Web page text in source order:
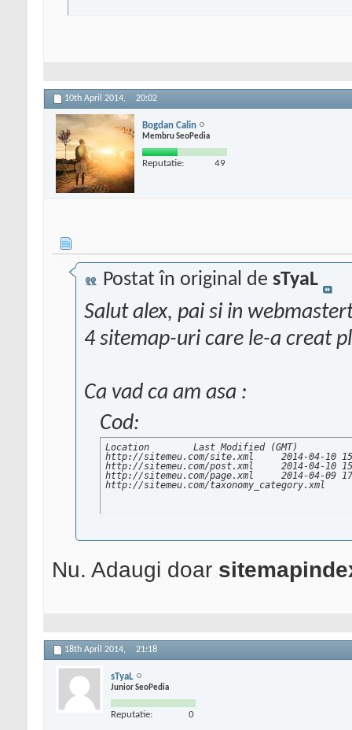
10th April 2014, 20:02
Bogdan Calin
Membru SeoPedia
Reputatie: 49
Postat în original de sTyaL
Salut alex, pai si in
4 sitemap-uri care le-a creat
Ca vad ca am asa :
Cod:
Location	Last Modified (GMT)
http://sitemeu.com/site.xml	2014-04-10 15:54
http://sitemeu.com/post.xml	2014-04-10 15:54
http://sitemeu.com/page.xml	2014-04-09 17:52
Nu. Adaugi doar
18th April 2014, 21:18
sTyaL
Junior SeoPedia
Reputatie: 0